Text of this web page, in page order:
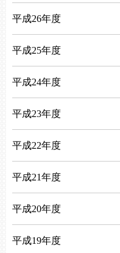
平成26年度
平成25年度
平成24年度
平成23年度
平成22年度
平成21年度
平成20年度
平成19年度